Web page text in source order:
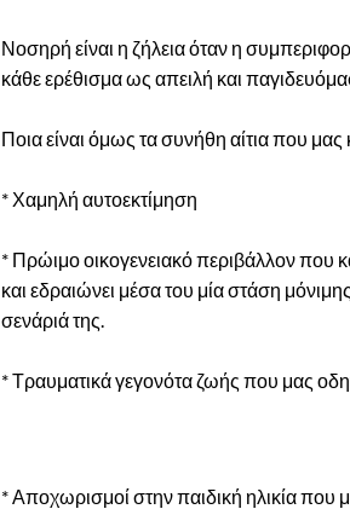
Νοσηρή είναι η ζήλεια όταν η
κάθε ερέθισμα ως απειλή και
Ποια είναι όμως τα συνήθη αίτια που
* Χαμηλή αυτοεκτίμηση
* Πρώιμο οικογενειακό περιβάλλον που
και εδραιώνει μέσα του μία στάση
σενάριά της.
* Τραυματικά γεγονότα ζωής που μας
* Αποχωρισμοί στην παιδική ηλικία που